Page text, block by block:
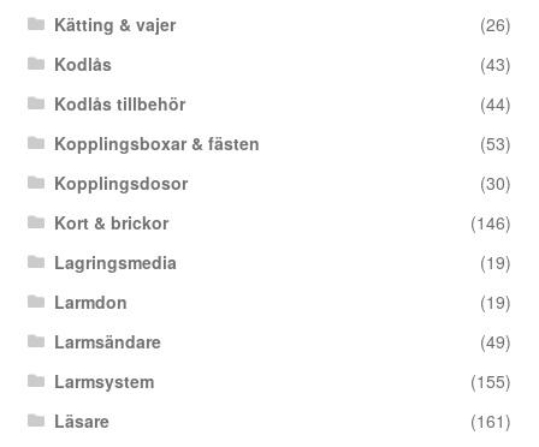
Kätting & vajer
(26)
Kodlås
(43)
Kodlås tillbehör
(44)
Kopplingsboxar & fästen
(53)
Kopplingsdosor
(30)
Kort & brickor
(146)
Lagringsmedia
(19)
Larmdon
(19)
Larmsändare
(49)
Larmsystem
(155)
Läsare
(161)